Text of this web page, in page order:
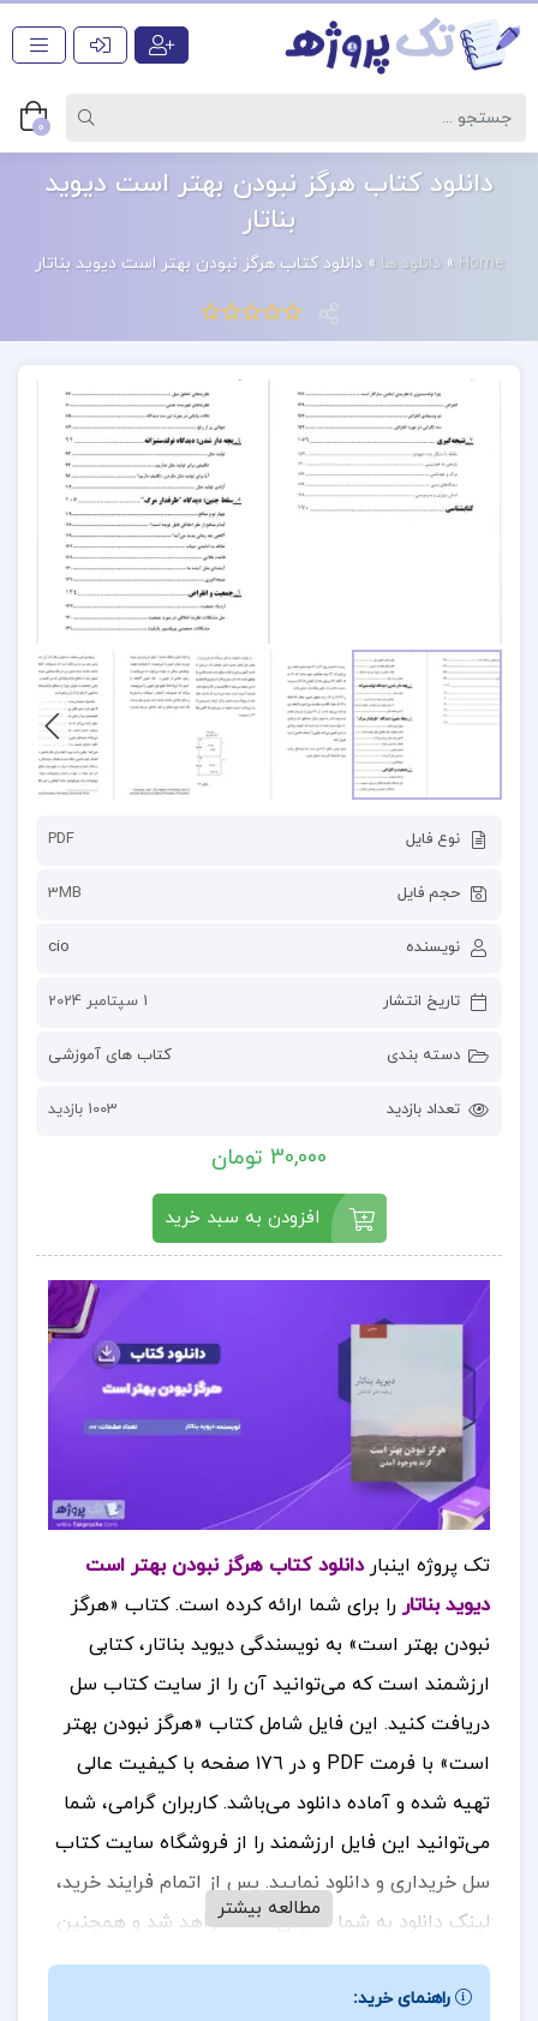
0
دانلود کتاب هرگز نبودن بهتر است دیوید
بناتار
Home
»دانلود ها »دانلود کتاب هرگز نبودن بهتر است دیوید بناتار
نوع فایل PDF
حجم فایل 3MB
نویسنده cio
تاریخ انتشار 1 سپتامبر 2024
دسته بندی کتاب های آموزشی
تعداد بازدید 1003 بازدید
30,000 تومان
افزودن به سبد خرید
تک پروژه اینبار دانلود کتاب هرگز نبودن بهتر است
دیوید بناتار را برای شما ارائه کرده است.کتاب «هرگز
نبودن بهتر است» به نویسندگی دیوید بناتار، کتابی
ارزشمند است که می‌توانید آن را از سایت کتاب سل
دریافت کنید. این فایل شامل کتاب «هرگز نبودن بهتر
است» با فرمت PDF و در ١٧٦ صفحه با کیفیت عالی
تهیه شده و آماده دانلود می‌باشد.کاربران گرامی، شما
می‌توانید این فایل ارزشمند را از فروشگاه سایت کتاب
سل خریداری و دانلود نمایید. پس از اتمام فرایند خرید،
لینک دانلود به شما نمایش داده خواهد شد و همچنین
یک لینک دانلود به ایمیل شما ارسال می‌گردد. بنابراین،
لطفاً در هنگام خرید، دقت کافی را در وارد کردن آدرس
مطالعه بیشتر
راهنمای خرید: